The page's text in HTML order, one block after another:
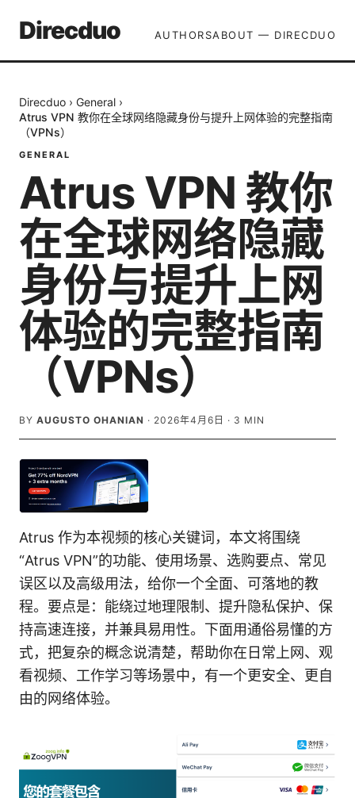
Direcduo AUTHORSABOUT — DIRECDUO
Direcduo › General ›
Atrus VPN 教你在全球网络隐藏身份与提升上网体验的完整指南
（VPNs）
GENERAL
Atrus VPN 教你
在全球网络隐藏
身份与提升上网
体验的完整指南
（VPNs）
BY AUGUSTO OHANIAN · 2026年4月6日 · 3 MIN
Atrus 作为本视频的核心关键词，本文将围绕
“Atrus VPN”的功能、使用场景、选购要点、常见
误区以及高级用法，给你一个全面、可落地的教
程。要点是：能绕过地理限制、提升隐私保护、保
持高速连接，并兼具易用性。下面用通俗易懂的方
式，把复杂的概念说清楚，帮助你在日常上网、观
看视频、工作学习等场景中，有一个更安全、更自
由的网络体验。